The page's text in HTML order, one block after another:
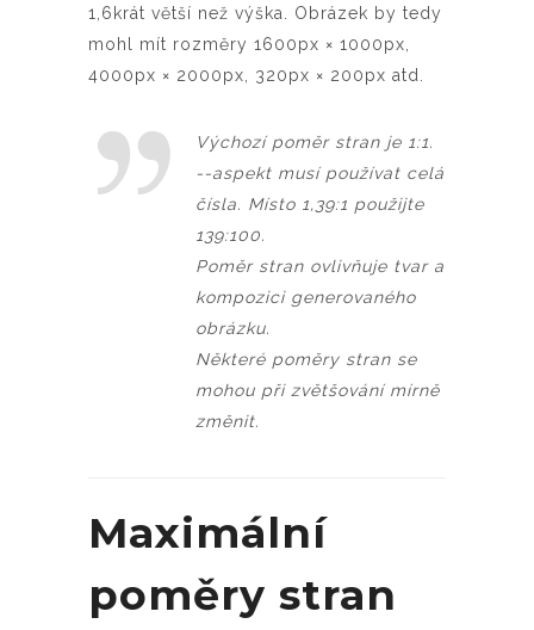
1,6krát větší než výška. Obrázek by tedy
mohl mít rozměry 1600px × 1000px,
4000px × 2000px, 320px × 200px atd.
Výchozí poměr stran je 1:1.
--aspekt musí používat celá
čísla. Místo 1,39:1 použijte
139:100.
Poměr stran ovlivňuje tvar a
kompozici generovaného
obrázku.
Některé poměry stran se
mohou při zvětšování mírně
změnit.
Maximální
poměry stran